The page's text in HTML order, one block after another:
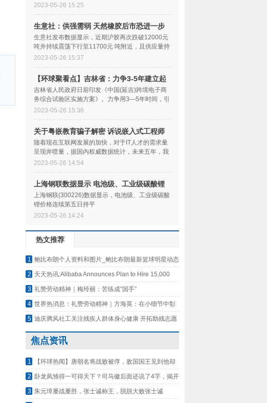
欧洲斯托克50指数涨0 45%。
2023-05-26 15:25
生意社：供强需弱 天然橡胶后市恐进一步
走弱|每日头条
生意社发布数据显示，近期沪胶再次跌破12000元
吨并持续震荡下行至11700元 吨附近，且供应量持
续增加，下游
2023-05-26 15:37
【环球聚看点】吉林省：力争3-5年建立起
能够适应延吉跨境电商产业需求的跨境电商
基础设施
吉林省人民政府日前印发《中国(延吉)跨境电子商
务综合试验区实施方案》。力争用3—5年时间，引
进和培育跨境
2023-05-26 15:36
关于粤嵌教育骗子解密 诉说嵌入式工程师
成功上岗之路！
随着现在互联网发展的加快，对于IT人才的需求量
呈现井喷量，据国内权威数据统计，未来五年，我
国信息化人才总需求量将突破2000万。其中以软
2023-05-26 14:54
上海钢联数据显示 电池级、工业级碳酸锂
价格连续第五日持平
上海钢联(300226)数据显示，电池级、工业级碳酸
锂价格连续第五日持平
2023-05-26 14:24
热文推荐
1 鲍比布朗个人资料和图片_鲍比布朗最新篮球明星动态
_今日热搜
2
天天热讯:Alibaba Announces Plan to Hire 15,000
People to Dismiss Layoff Rumor
3 礼赞劳动精神｜梅玲丽：苦练成“国手”
4 世界热消息：礼赞劳动精神｜方海英：在小细节中彰
显大作为
5 迪庆腾风社工关注残疾人群体身心健康 开拓助残志愿
服务_焦点热文
焦点资讯
1
【环球热闻】唐朝名将战败被俘，敌国国王见到他却
突然跪地痛哭，这是为何？
2
卧龙凤雏得一可得天下？司马徽后面还说了4字，揭开
刘备失败玄机
3 朱元璋屡战屡胜，张士诚称王，脱脱大败张士诚